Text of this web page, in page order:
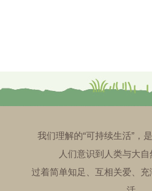
我们理解的“可持续生活”，
人们意识到人类与大自
过着简单知足、互相关爱、